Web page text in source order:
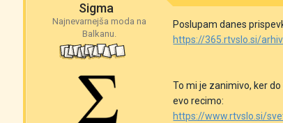
Sigma
Najnevarnejša moda na
Balkanu.
Poslupam danes
https://365.rtvslo.si/
To mi je zanimivo, ker
evo recimo:
https://www.rtvslo.si/